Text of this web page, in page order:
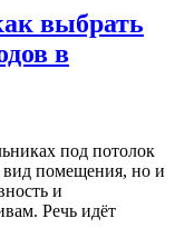
выбрать
в
под потолок
вид помещения, но и
и
Речь идёт